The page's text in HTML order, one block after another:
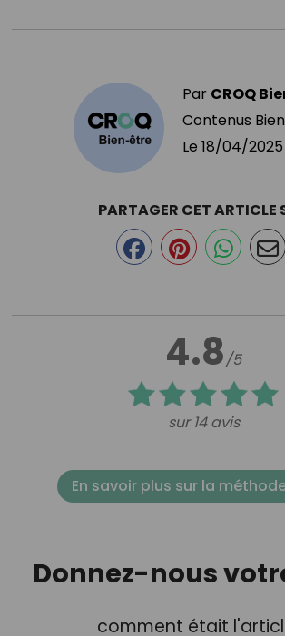
Par CROQ
Contenus
Le 18/04/2025
4.8/5
sur 14 avis
PARTAGER CET ARTICLE
En savoir plus sur la
Donnez-nous
comment était